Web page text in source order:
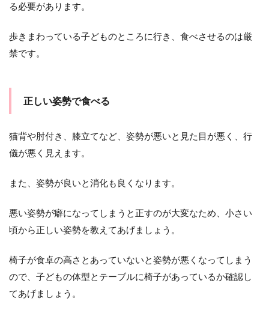
る必要があります。
歩きまわっている子どものところに行き、食べさせるのは厳
禁です。
正しい姿勢で食べる
猫背や肘付き、膝立てなど、姿勢が悪いと見た目が悪く、行
儀が悪く見えます。
また、姿勢が良いと消化も良くなります。
悪い姿勢が癖になってしまうと正すのが大変なため、小さい
頃から正しい姿勢を教えてあげましょう。
椅子が食卓の高さとあっていないと姿勢が悪くなってしまう
ので、子どもの体型とテーブルに椅子があっているか確認し
てあげましょう。